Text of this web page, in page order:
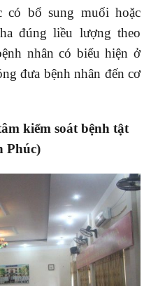
có bổ sung muối hoặc
đúng liều lượng theo
nhân có biểu hiện ở
đưa bệnh nhân đến cơ
kiểm soát bệnh tật
Phúc)